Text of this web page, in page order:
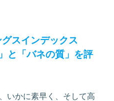
スインデックス
と「バネの質」を評
いかに素早く、そして高